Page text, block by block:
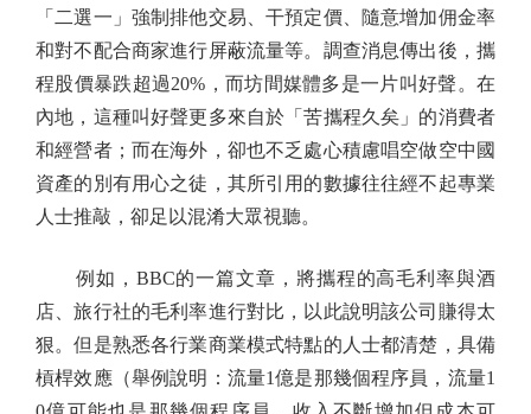
「二選一」強制排他交易、干預定價、隨意增加佣金率
和對不配合商家進行屏蔽流量等。調查消息傳出後，攜
程股價暴跌超過20%，而坊間媒體多是一片叫好聲。在
內地，這種叫好聲更多來自於「苦攜程久矣」的消費者
和經營者；而在海外，卻也不乏處心積慮唱空做空中國
資產的別有用心之徒，其所引用的數據往往經不起專業
人士推敲，卻足以混淆大眾視聽。
例如，BBC的一篇文章，將攜程的高毛利率與酒
店、旅行社的毛利率進行對比，以此說明該公司賺得太
狠。但是熟悉各行業商業模式特點的人士都清楚，具備
槓桿效應（舉例說明：流量1億是那幾個程序員，流量1